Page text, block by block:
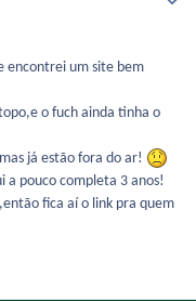
encontrei um site bem
o fuch ainda tinha o
já estão fora do ar!
pouco completa 3 anos!
fica aí o link pra quem